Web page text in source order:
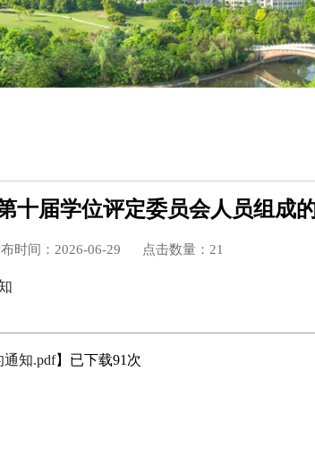
十届学位评定委员会人员组成
时间：2026-06-29 点击数量： 21
知.pdf】已下载91 次